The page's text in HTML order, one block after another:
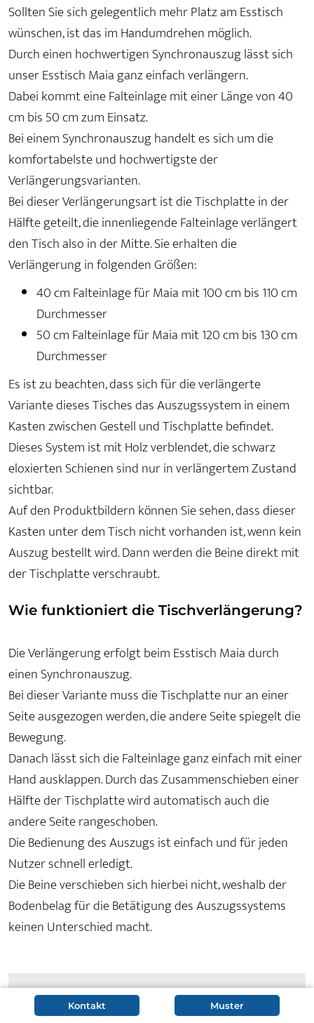
Sollten Sie sich gelegentlich mehr Platz am Esstisch
wünschen, ist das im Handumdrehen möglich.
Durch einen hochwertigen Synchronauszug lässt sich
unser Esstisch Maia ganz einfach verlängern.
Dabei kommt eine Falteinlage mit einer Länge von 40
cm bis 50 cm zum Einsatz.
Bei einem Synchronauszug handelt es sich um die
komfortabelste und hochwertigste der
Verlängerungsvarianten.
Bei dieser Verlängerungsart ist die Tischplatte in der
Hälfte geteilt, die innenliegende Falteinlage verlängert
den Tisch also in der Mitte. Sie erhalten die
Verlängerung in folgenden Größen:
40 cm Falteinlage für Maia mit 100 cm bis 110 cm
Durchmesser
50 cm Falteinlage für Maia mit 120 cm bis 130 cm
Durchmesser
Es ist zu beachten, dass sich für die verlängerte
Variante dieses Tisches das Auszugssystem in einem
Kasten zwischen Gestell und Tischplatte befindet.
Dieses System ist mit Holz verblendet, die schwarz
eloxierten Schienen sind nur in verlängertem Zustand
sichtbar.
Auf den Produktbildern können Sie sehen, dass dieser
Kasten unter dem Tisch nicht vorhanden ist, wenn kein
Auszug bestellt wird. Dann werden die Beine direkt mit
der Tischplatte verschraubt.
Wie funktioniert die Tischverlängerung?
Die Verlängerung erfolgt beim Esstisch Maia durch
einen Synchronauszug.
Bei dieser Variante muss die Tischplatte nur an einer
Seite ausgezogen werden, die andere Seite spiegelt die
Bewegung.
Danach lässt sich die Falteinlage ganz einfach mit einer
Hand ausklappen. Durch das Zusammenschieben einer
Hälfte der Tischplatte wird automatisch auch die
andere Seite rangeschoben.
Die Bedienung des Auszugs ist einfach und für jeden
Nutzer schnell erledigt.
Die Beine verschieben sich hierbei nicht, weshalb der
Bodenbelag für die Betätigung des Auszugssystems
keinen Unterschied macht.
Tischverlängerung durch
Kontakt Muster